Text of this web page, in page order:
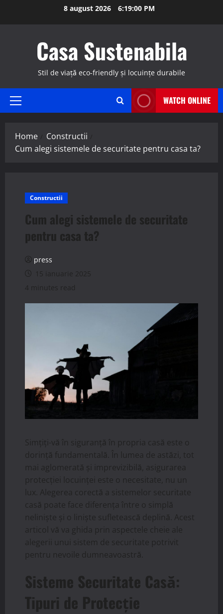
8 august 2026 6:19:01 PM
Casa Sustenabila
Stil de viață eco-friendly și locuințe durabile
Primary
WATCH ONLINE
Home
Constructii
Cum alegi sistemele de securitate pentru casa ta?
Constructii
Cum alegi sistemele de securitate
pentru casa ta?
press
15 ianuarie 2025
4 minutes read
Simțiți-vă în siguranță în propria casă este o
dorință fundamentală. În lumea de astăzi, tot
mai aglomerată și imprevizibilă, asigurarea
protecției locuinței este o necesitate, nu un
lux. Alegerea corectă a sistemelor securitate
casă poate face diferența între o simplă
neliniște și o liniște sufletească deplină. Acest
articol vă va ghida prin aspectele cheie ale
alegerii unui sistem de securitate potrivit
pentru nevoile dumneavoastră.
Sisteme Securitate Casă:
Tipuri de Protecție